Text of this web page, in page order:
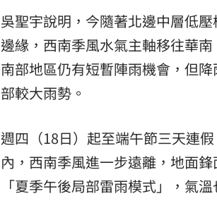
吳聖宇說明，今隨著北邊中層低
邊緣，西南季風水氣主軸移往華
南部地區仍有短暫陣雨機會，但
部較大雨勢。
週四（18日）起至端午節三天連
內，西南季風進一步遠離，地面
「夏季午後局部雷雨模式」，氣